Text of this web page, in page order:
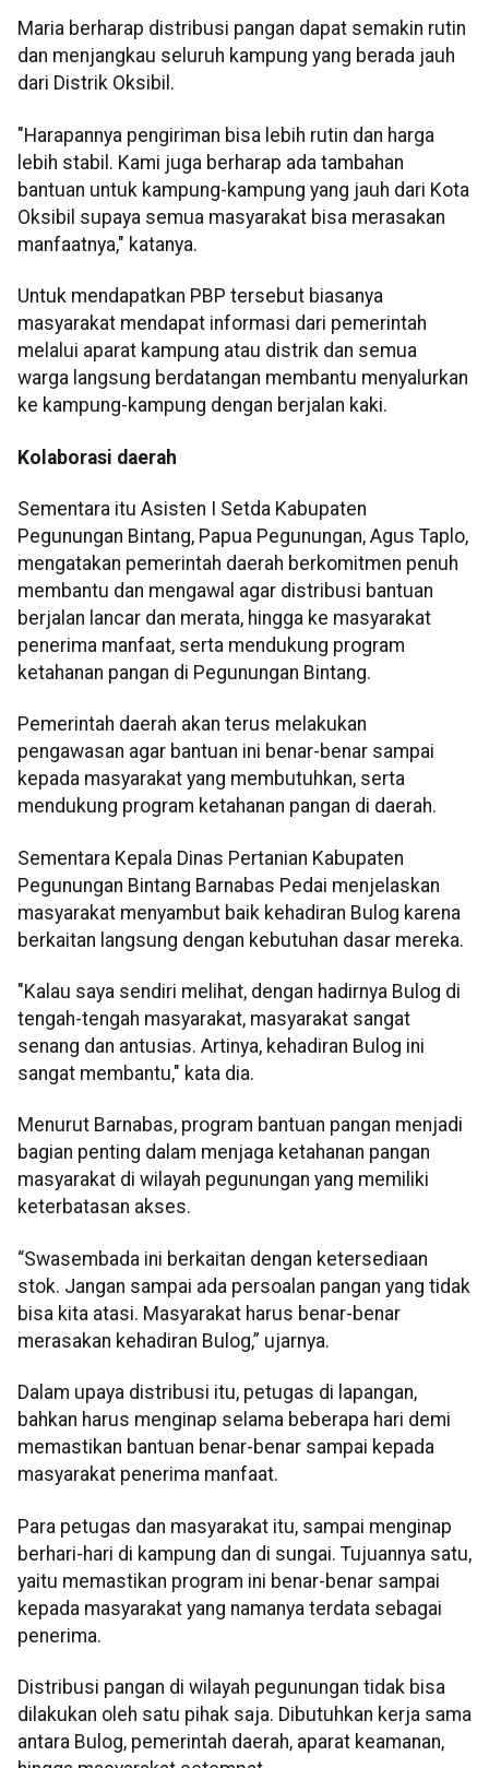
Maria berharap distribusi pangan dapat semakin rutin
dan menjangkau seluruh kampung yang berada jauh
dari Distrik Oksibil.
"Harapannya pengiriman bisa lebih rutin dan harga
lebih stabil. Kami juga berharap ada tambahan
bantuan untuk kampung-kampung yang jauh dari Kota
Oksibil supaya semua masyarakat bisa merasakan
manfaatnya," katanya.
Untuk mendapatkan PBP tersebut biasanya
masyarakat mendapat informasi dari pemerintah
melalui aparat kampung atau distrik dan semua
warga langsung berdatangan membantu menyalurkan
ke kampung-kampung dengan berjalan kaki.
Kolaborasi daerah
Sementara itu Asisten I Setda Kabupaten
Pegunungan Bintang, Papua Pegunungan, Agus Taplo,
mengatakan pemerintah daerah berkomitmen penuh
membantu dan mengawal agar distribusi bantuan
berjalan lancar dan merata, hingga ke masyarakat
penerima manfaat, serta mendukung program
ketahanan pangan di Pegunungan Bintang.
Pemerintah daerah akan terus melakukan
pengawasan agar bantuan ini benar-benar sampai
kepada masyarakat yang membutuhkan, serta
mendukung program ketahanan pangan di daerah.
Sementara Kepala Dinas Pertanian Kabupaten
Pegunungan Bintang Barnabas Pedai menjelaskan
masyarakat menyambut baik kehadiran Bulog karena
berkaitan langsung dengan kebutuhan dasar mereka.
"Kalau saya sendiri melihat, dengan hadirnya Bulog di
tengah-tengah masyarakat, masyarakat sangat
senang dan antusias. Artinya, kehadiran Bulog ini
sangat membantu," kata dia.
Menurut Barnabas, program bantuan pangan menjadi
bagian penting dalam menjaga ketahanan pangan
masyarakat di wilayah pegunungan yang memiliki
keterbatasan akses.
“Swasembada ini berkaitan dengan ketersediaan
stok. Jangan sampai ada persoalan pangan yang tidak
bisa kita atasi. Masyarakat harus benar-benar
merasakan kehadiran Bulog,” ujarnya.
Dalam upaya distribusi itu, petugas di lapangan,
bahkan harus menginap selama beberapa hari demi
memastikan bantuan benar-benar sampai kepada
masyarakat penerima manfaat.
Para petugas dan masyarakat itu, sampai menginap
berhari-hari di kampung dan di sungai. Tujuannya satu,
yaitu memastikan program ini benar-benar sampai
kepada masyarakat yang namanya terdata sebagai
penerima.
Distribusi pangan di wilayah pegunungan tidak bisa
dilakukan oleh satu pihak saja. Dibutuhkan kerja sama
antara Bulog, pemerintah daerah, aparat keamanan,